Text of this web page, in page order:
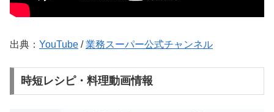
出典： YouTube /業務スーパー公式チャンネル
時短レシピ・料理動画情報